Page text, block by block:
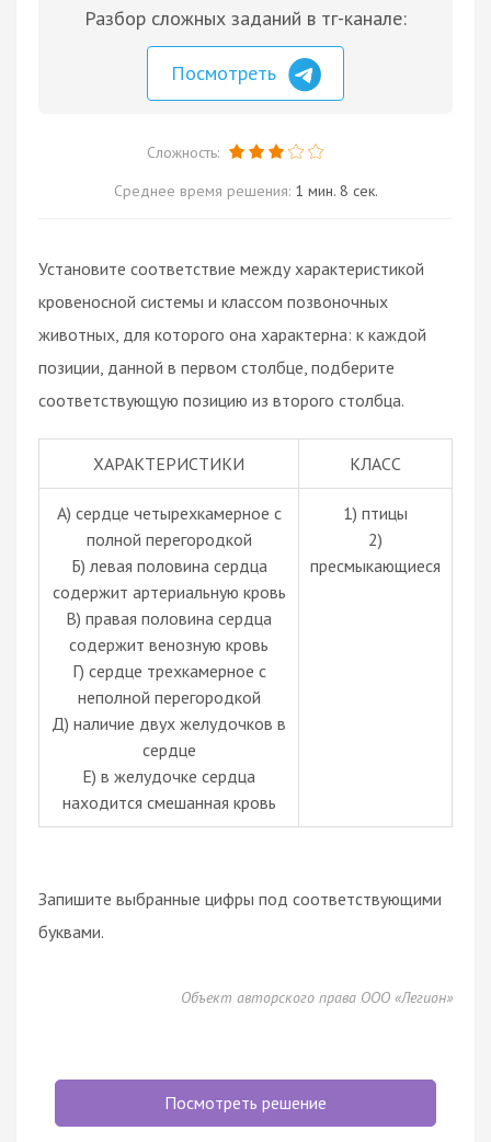
Разбор сложных заданий в тг-канале:
Посмотреть
Сложность:
Среднее время решения: 1 мин. 8 сек.
Установите соответствие между характеристикой
кровеносной системы и классом позвоночных
животных, для которого она характерна: к каждой
позиции, данной в первом столбце, подберите
соответствующую позицию из второго столбца.
ХАРАКТЕРИСТИКИ КЛАСС
А) сердце четырехкамерное с
полной перегородкой
Б) левая половина сердца
содержит артериальную кровь
В) правая половина сердца
содержит венозную кровь
Г) сердце трехкамерное с
неполной перегородкой
Д) наличие двух желудочков в
сердце
Е) в желудочке сердца
находится смешанная кровь
1) птицы
2)
пресмыкающиеся
Запишите выбранные цифры под соответствующими
буквами.
Объект авторского права ООО «Легион»
Посмотреть решение